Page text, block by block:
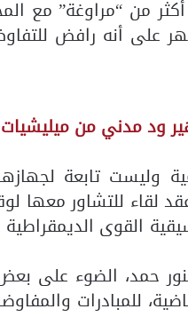
من “مراوغة” مع
على أنه رافض
ود مدني من
وليست تابعة
لقاء للتشاور معها
القوى الديمقراطية
حمد، الضوء على
للمبادرات